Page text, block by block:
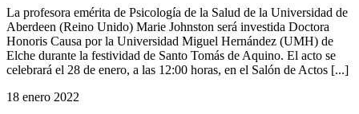
La profesora emérita de Psicología de la Salud de la Universidad de
Aberdeen (Reino Unido) Marie Johnston será investida Doctora
Honoris Causa por la Universidad Miguel Hernández (UMH) de
Elche durante la festividad de Santo Tomás de Aquino. El acto se
celebrará el 28 de enero, a las 12:00 horas, en el Salón de Actos [...]
18 enero 2022